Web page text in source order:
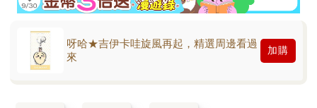
呀哈★吉伊卡哇旋風再起，精選周邊看過
來
加購